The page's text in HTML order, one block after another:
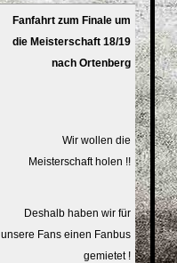
Fanfahrt zum Finale um
die Meisterschaft 18/19
nach Ortenberg
Wir wollen die
Meisterschaft holen !!
Deshalb haben wir für
unsere Fans einen Fanbus
gemietet !